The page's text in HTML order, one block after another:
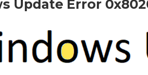
Update Error